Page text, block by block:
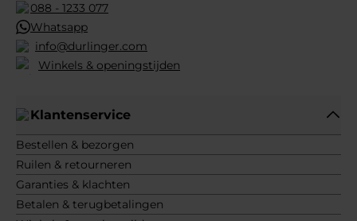
088 - 1233 077
Whatsapp
info@durlinger.com
Winkels & openingstijden
Klantenservice
Bestellen & bezorgen
Ruilen & retourneren
Garanties & klachten
Betalen & terugbetalingen